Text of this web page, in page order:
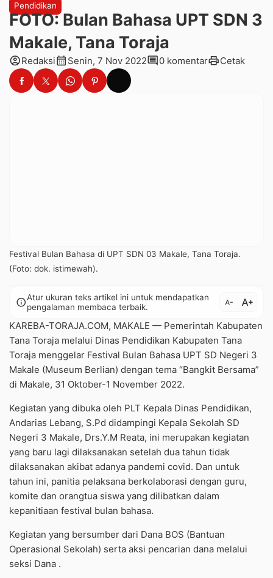
Pendidikan
FOTO: Bulan Bahasa UPT SDN 3
Makale, Tana Toraja
account_circleRedaksicalendar_month Senin, 7 Nov 2022comment0 komentarprintCetak
Festival Bulan Bahasa di UPT SDN 03 Makale, Tana Toraja.
(Foto: dok. istimewah).
infoAtur ukuran teks artikel ini untuk mendapatkan
pengalaman membaca terbaik.
text_decrease text_increase
KAREBA-TORAJA.COM, MAKALE — Pemerintah Kabupaten
Tana Toraja melalui Dinas Pendidikan Kabupaten Tana
Toraja menggelar Festival Bulan Bahasa UPT SD Negeri 3
Makale (Museum Berlian) dengan tema “Bangkit Bersama”
di Makale, 31 Oktober-1 November 2022.
Kegiatan yang dibuka oleh PLT Kepala Dinas Pendidikan,
Andarias Lebang, S.Pd didampingi Kepala Sekolah SD
Negeri 3 Makale, Drs.Y.M Reata, ini merupakan kegiatan
yang baru lagi dilaksanakan setelah dua tahun tidak
dilaksanakan akibat adanya pandemi covid. Dan untuk
tahun ini, panitia pelaksana berkolaborasi dengan guru,
komite dan orangtua siswa yang dilibatkan dalam
kepanitiaan festival bulan bahasa.
Kegiatan yang bersumber dari Dana BOS (Bantuan
Operasional Sekolah) serta aksi pencarian dana melalui
seksi Dana .